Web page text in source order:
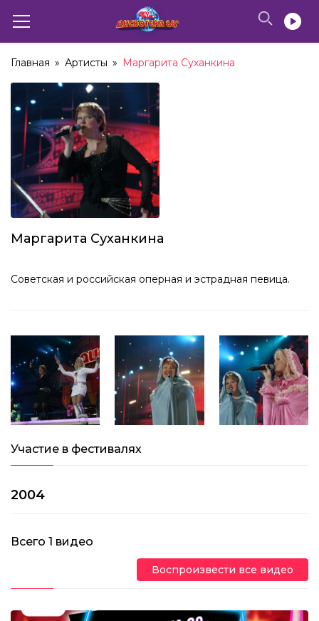
Главная » Артисты » Маргарита Суханкина
Маргарита Суханкина
Советская и российская оперная и эстрадная певица.
Участие в фестивалях
2004
Всего 1 видео
Воспроизвести все видео